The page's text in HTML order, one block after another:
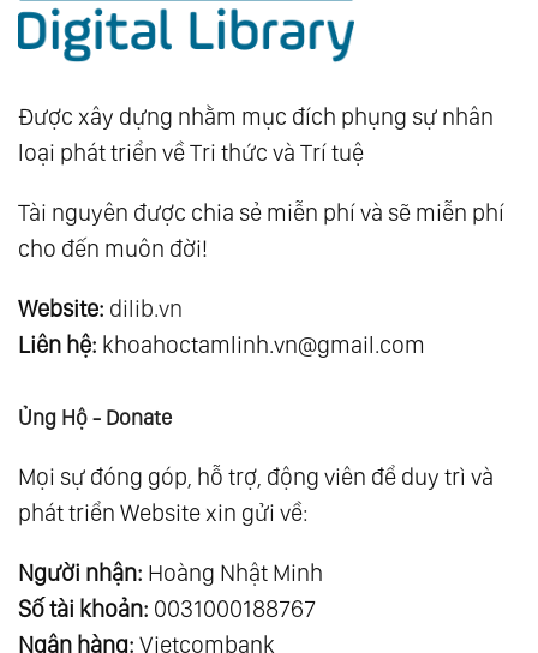
Được xây dựng nhằm mục đích phụng sự nhân
loại phát triển về Tri thức và Trí tuệ
Tài nguyên được chia sẻ miễn phí và sẽ miễn phí
cho đến muôn đời!
Website: dilib.vn
Liên hệ: khoahoctamlinh.vn@gmail.com
Ủng Hộ - Donate
Mọi sự đóng góp, hỗ trợ, động viên để duy trì và
phát triển Website xin gửi về:
Người nhận: Hoàng Nhật Minh
Số tài khoản: 0031000188767
Ngân hàng: Vietcombank